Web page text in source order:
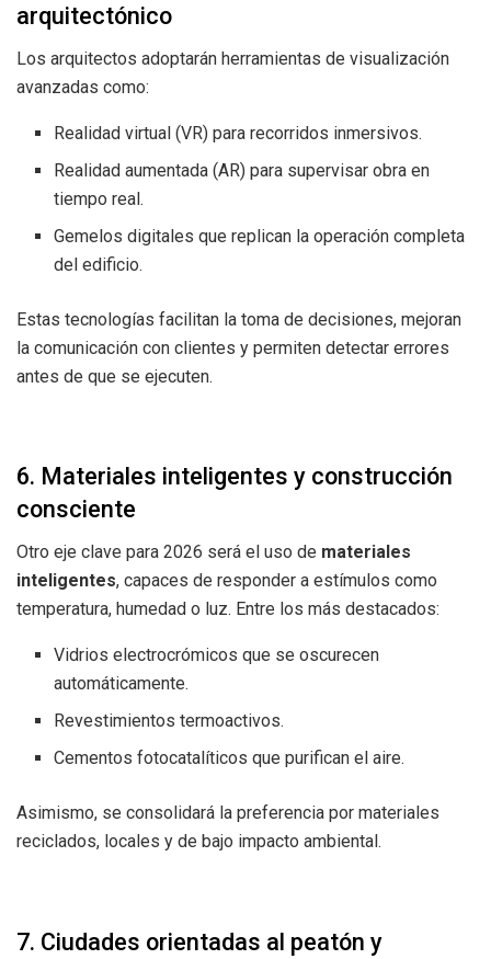
arquitectónico
Los arquitectos adoptarán herramientas de visualización
avanzadas como:
Realidad virtual (VR) para recorridos inmersivos.
Realidad aumentada (AR) para supervisar obra en
tiempo real.
Gemelos digitales que replican la operación completa
del edificio.
Estas tecnologías facilitan la toma de decisiones, mejoran
la comunicación con clientes y permiten detectar errores
antes de que se ejecuten.
6. Materiales inteligentes y construcción
consciente
Otro eje clave para 2026 será el uso de materiales
inteligentes, capaces de responder a estímulos como
temperatura, humedad o luz. Entre los más destacados:
Vidrios electrocrómicos que se oscurecen
automáticamente.
Revestimientos termoactivos.
Cementos fotocatalíticos que purifican el aire.
Asimismo, se consolidará la preferencia por materiales
reciclados, locales y de bajo impacto ambiental.
7. Ciudades orientadas al peatón y